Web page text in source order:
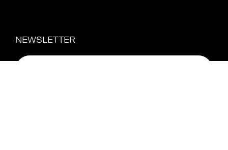
NEWSLETTER